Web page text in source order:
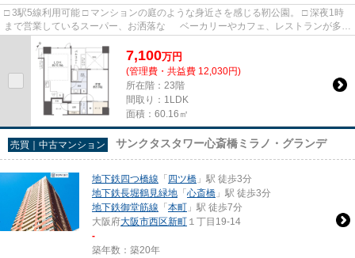
□ 3駅5線利用可能 □ マンションの庭のような身近さを感じる靭公園。 □ 深夜1時
まで営業しているスーパー、お洒落な ベーカリーやカフェ、レストランが多数
7,100万円
(管理費・共益費 12,030円)
所在階：23階
間取り：1LDK
面積：60.16㎡
売買｜中古マンション サンクタスタワー心斎橋ミラノ・グランデ
地下鉄四つ橋線 「 四ツ橋 」駅 徒歩3分
地下鉄長堀鶴見緑地 「 心斎橋 」駅 徒歩3分
地下鉄御堂筋線 「 本町 」駅 徒歩7分
大阪府大阪市西区新町 １丁目19-14
-
築年数：築20年